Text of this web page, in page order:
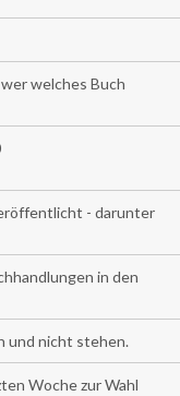
welches Buch
- darunter
in den
und nicht stehen.
Woche zur Wahl